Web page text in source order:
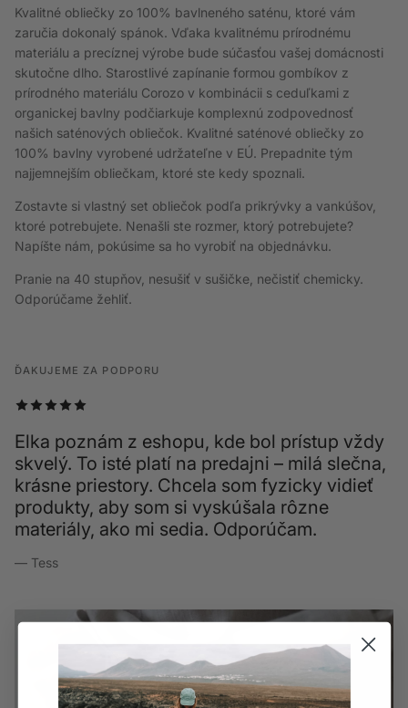
Kvalitné obliečky zo 100% bavlneného saténu, ktoré vám
zaručia dokonalý spánok. Vďaka kvalitnému prírodnému
materiálu a precíznej výrobe bude súčasťou vašej domácnosti
skutočne dlho. Starostlivé zapínanie formou gombíkov z
prírodného materiálu Corozo v kombinácii s ceduľkami z
organickej bavlny podčiarkuje komplexnú zodpovednosť
našich saténových obliečok. Kvalitné saténové obliečky zo
100% bavlny vyrobené udržateľne v EÚ. Prepadnite tým
najjemnejším obliečkam, ktoré ste kedy spoznali.
Zostavte si vlastný set obliečok podľa prikrývky a vankúšov,
ktoré potrebujete. Nenašli ste rozmer, ktorý potrebujete?
Napíšte nám, pokúsime sa ho vyrobiť na objednávku.
Pranie na 40 stupňov, nesušiť v sušičke, nečistiť chemicky.
Odporúčame žehliť.
ĎAKUJEME ZA PODPORU
Elka poznám z eshopu, kde bol prístup vždy
skvelý. To isté platí na predajni – milá slečna,
krásne priestory. Chcela som fyzicky vidieť
produkty, aby som si vyskúšala rôzne
materiály, ako mi sedia. Odporúčam.
— Tess